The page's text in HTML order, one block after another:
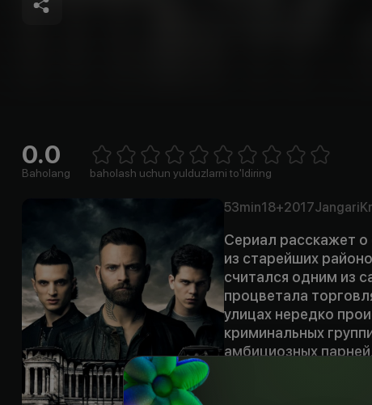
0.0
Baholang 1 Star2 Stars3 Stars4 Stars5 Stars6 Stars7 Stars8 Stars
baholash uchun yulduzlarni to'ldiring
53min18+2017Jangari
Сериал расскажет
из старейших
считался одним из
процветала
улицах нередко
криминальных
амбициозных
городке,